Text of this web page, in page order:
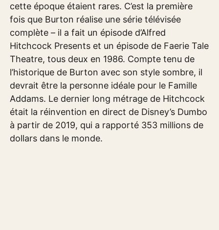
cette époque étaient rares. C’est la première
fois que Burton réalise une série télévisée
complète – il a fait un épisode d’Alfred
Hitchcock Presents et un épisode de Faerie Tale
Theatre, tous deux en 1986. Compte tenu de
l’historique de Burton avec son style sombre, il
devrait être la personne idéale pour le Famille
Addams. Le dernier long métrage de Hitchcock
était la réinvention en direct de Disney’s Dumbo
à partir de 2019, qui a rapporté 353 millions de
dollars dans le monde.